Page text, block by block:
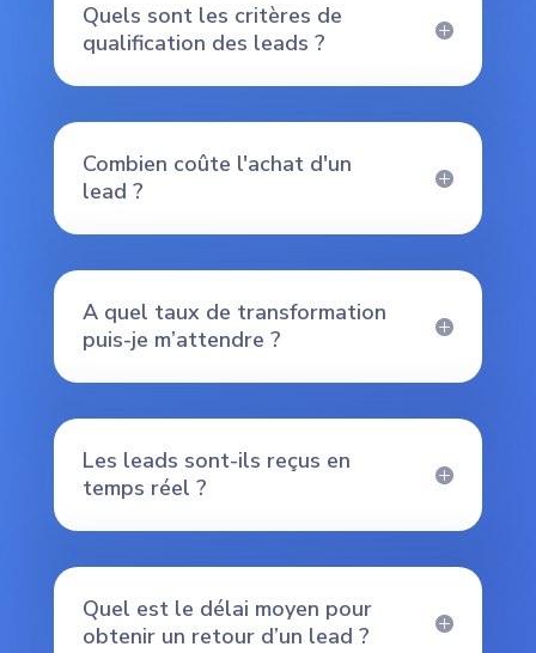
Quels sont les critères de
qualification des leads ?
Combien coûte l'achat d'un
lead ?
A quel taux de transformation
puis-je m’attendre ?
Les leads sont-ils reçus en
temps réel ?
Quel est le délai moyen pour
obtenir un retour d’un lead ?